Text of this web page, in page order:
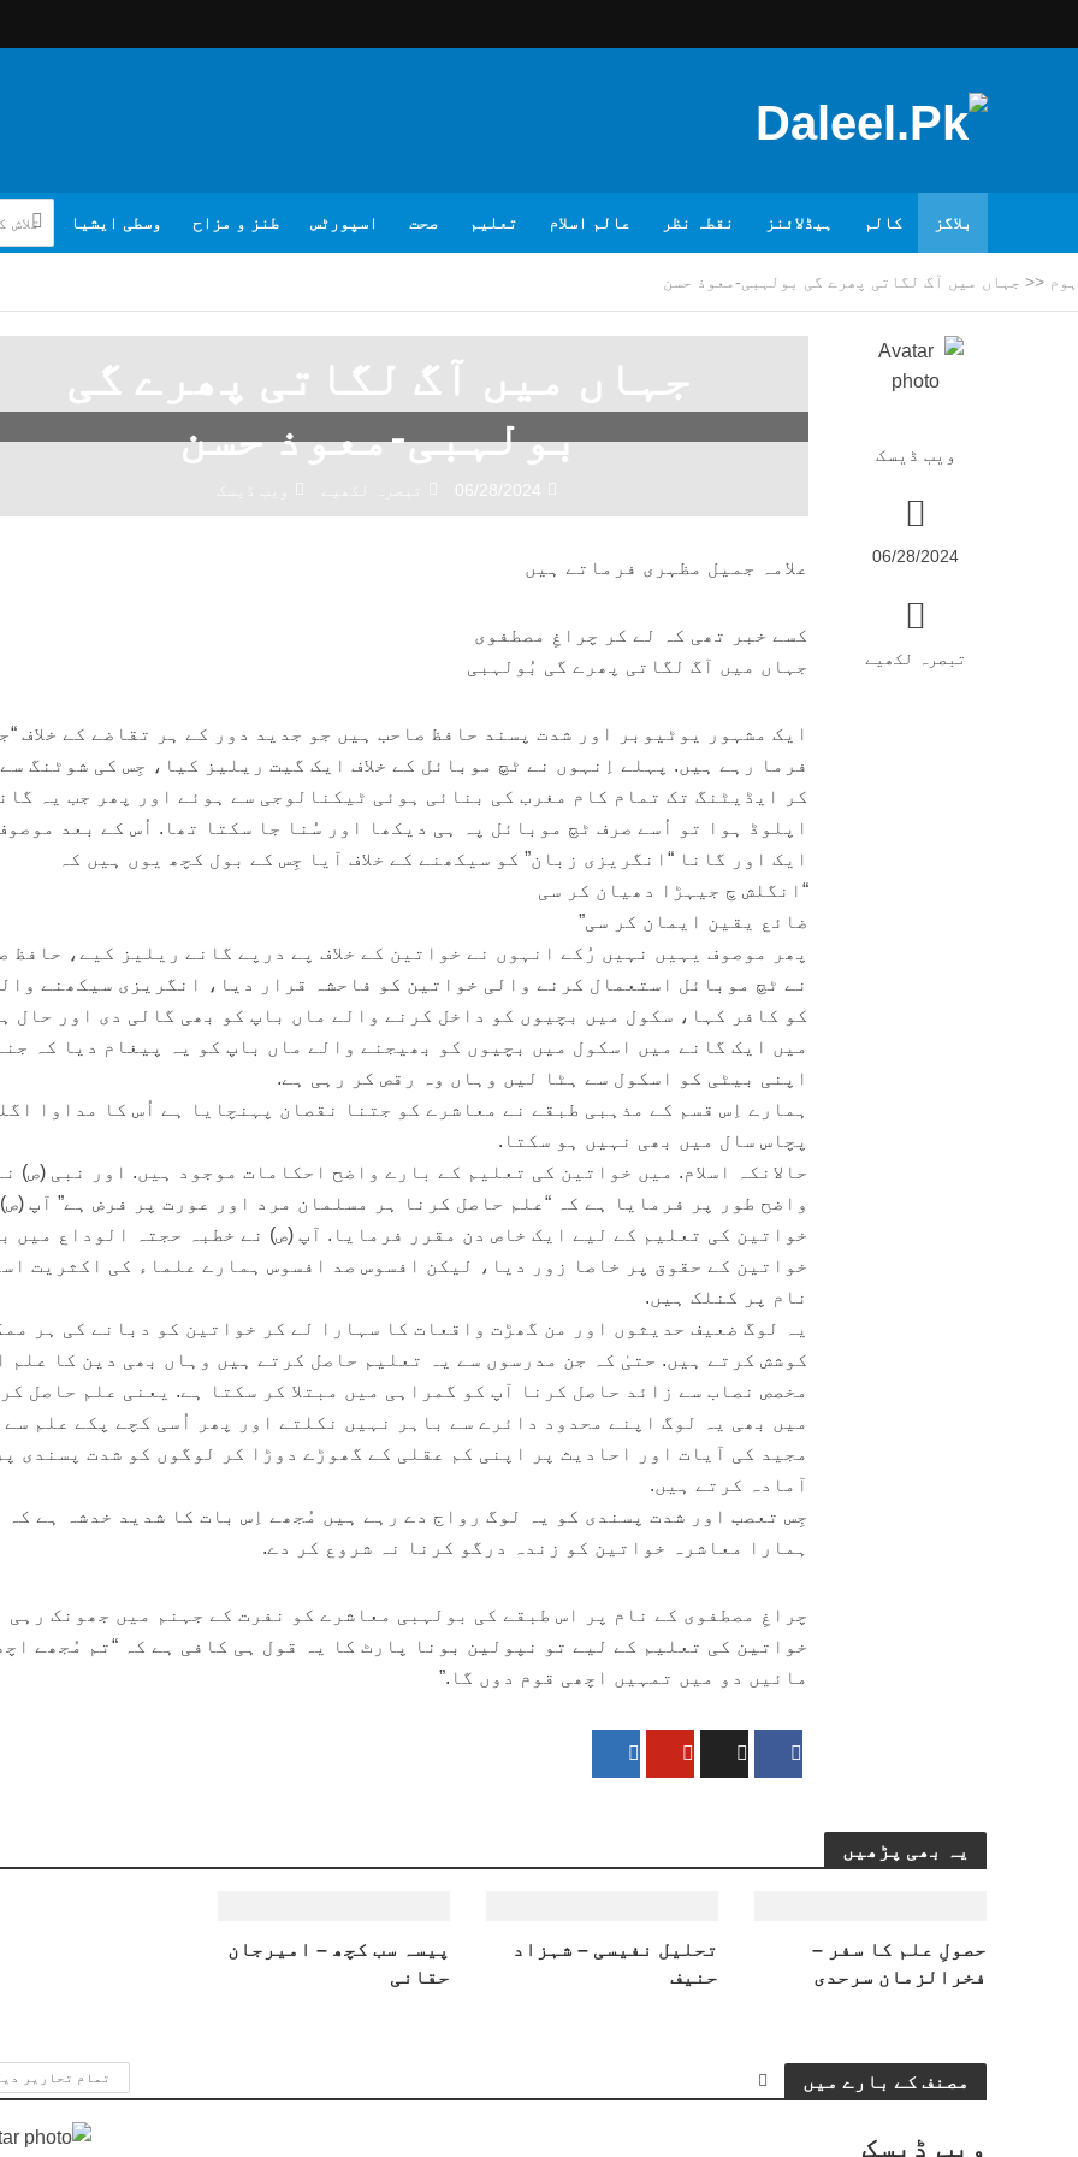
بلاگز کالم ہیڈلائنز نقطہ نظر عالم اسلام تعلیم صحت اسپورٹس طنز و مزاح وسطی ایشیا
ہوم << جہاں میں آگ لگاتی پھرے گی بولہبی-معوذ حسن
ویب ڈیسک
06/28/2024
تبصرہ لکھیے
جہاں میں آگ لگاتی پھرے گی
بولہبی-معوذ حسن
06/28/2024
علامہ جمیل مظہری فرماتے ہیں
کسے خبر تھی کہ لے کر چراغِ مصطفوی
جہاں میں آگ لگاتی پھرے گی بُولہبی
ایک مشہور یوٹیوبر اور شدت پسند حافظ صاحب ہیں جو جدید دور کے ہر تقاضے کے خلاف
فرما رہے ہیں. پہلے اِنہوں نے ٹچ موبائل کے خلاف ایک گیت ریلیز کیا، جِس کی شوٹنگ
کر ایڈیٹنگ تک تمام کام مغرب کی بنائی ہوئی ٹیکنالوجی سے ہوئے اور پھر جب یہ
اپلوڈ ہوا تو اُسے صرف ٹچ موبائل پہ ہی دیکھا اور سُنا جا سکتا تھا. اُس کے بعد
ایک اور گانا “انگریزی زبان” کو سیکھنے کے خلاف آیا جِس کے بول کچھ یوں ہیں کہ
“انگلش چ جیہڑا دھیان کر سی
ضائع یقین ایمان کر سی”
پھر موصوف یہیں نہیں رُکے انہوں نے خواتین کے خلاف پے درپے گانے ریلیز کیے، حافظ
نے ٹچ موبائل استعمال کرنے والی خواتین کو فاحشہ قرار دیا، انگریزی سیکھنے
کو کافر کہا، سکول میں بچیوں کو داخل کرنے والے ماں باپ کو بھی گالی دی اور حال
میں ایک گانے میں اسکول میں بچیوں کو بھیجنے والے ماں باپ کو یہ پیغام دیا کہ
اپنی بیٹی کو اسکول سے ہٹا لیں وہاں وہ رقص کر رہی ہے.
ہمارے اِس قسم کے مذہبی طبقے نے معاشرے کو جتنا نقصان پہنچایا ہے اُس کا مداوا
پچاس سال میں بھی نہیں ہو سکتا.
حالانکہ اسلام. میں خواتین کی تعلیم کے بارے واضح احکامات موجود ہیں. اور نبی (ص)
واضح طور پر فرمایا ہے کہ “علم حاصل کرنا ہر مسلمان مرد اور عورت پر فرض ہے” آپ
خواتین کی تعلیم کے لیے ایک خاص دن مقرر فرمایا. آپ (ص) نے خطبہ حجتہ الوداع میں
خواتین کے حقوق پر خاصا زور دیا، لیکن افسوس صد افسوس ہمارے علماء کی اکثریت
نام پر کنلک ہیں.
یہ لوگ ضعیف حدیثوں اور من گھڑت واقعات کا سہارا لے کر خواتین کو دبانے کی ہر
کوشش کرتے ہیں. حتیٰ کہ جن مدرسوں سے یہ تعلیم حاصل کرتے ہیں وہاں بھی دین کا علم
مخصص نصاب سے زائد حاصل کرنا آپ کو گمراہی میں مبتلا کر سکتا ہے. یعنی علم حاصل
میں بھی یہ لوگ اپنے محدود دائرے سے باہر نہیں نکلتے اور پھر اُسی کچے پکے علم سے
مجید کی آیات اور احادیث پر اپنی کم عقلی کے گھوڑے دوڑا کر لوگوں کو شدت پسندی پر
آمادہ کرتے ہیں.
جِس تعصب اور شدت پسندی کو یہ لوگ رواج دے رہے ہیں مُجھے اِس بات کا شدید خدشہ ہے کہ
ہمارا معاشرہ خواتین کو زندہ درگو کرنا نہ شروع کر دے.
چراغِ مصطفوی کے نام پر اس طبقے کی بولہبی معاشرے کو نفرت کے جہنم میں جھونک رہی
خواتین کی تعلیم کے لیے تو نپولین بونا پارٹ کا یہ قول ہی کافی ہے کہ “تم مُجھے
مائیں دو میں تمہیں اچھی قوم دوں گا.”
یہ بھی پڑھیں
حصولِ علم کا سفر –
فخرالزمان سرحدی
تحلیل نفیسی – شہزاد
حنیف
پیسہ سب کچھ – امیرجان
حقانی
مصنف کے بارے میں تمام تحاریر
ویب ڈیسک